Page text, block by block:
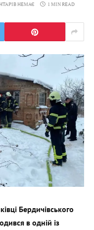
НЕМАЄ 1 MIN READ
Бердичівського
в одній із